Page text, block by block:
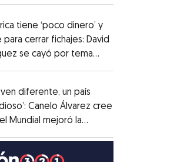
tiene ‘poco dinero’ y
para cerrar fichajes: David
se cayó por tema
ven diferente, un país
Canelo Álvarez cree
Mundial mejoró la